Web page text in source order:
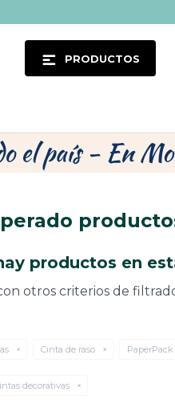
PRODUCTOS
productos en
otros criterios de
Cinta de raso PaperPack
decorativas